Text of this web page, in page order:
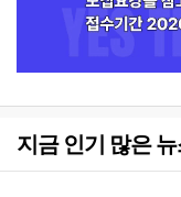
지금 인기 많은